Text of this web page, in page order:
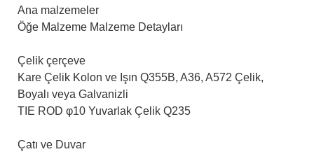
Ana malzemeler
Öğe Malzeme Malzeme Detayları
Çelik çerçeve
Kare Çelik Kolon ve Işın Q355B, A36, A572 Çelik,
Boyalı veya Galvanizli
TIE ROD φ10 Yuvarlak Çelik Q235
Çatı ve Duvar